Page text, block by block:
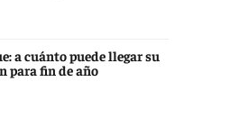
a cuánto puede llegar su
para fin de año